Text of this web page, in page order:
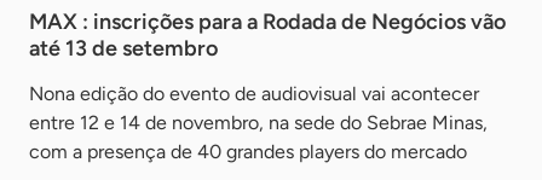
MAX : inscrições para a Rodada de Negócios vão
até 13 de setembro
Nona edição do evento de audiovisual vai acontecer
entre 12 e 14 de novembro, na sede do Sebrae Minas,
com a presença de 40 grandes players do mercado